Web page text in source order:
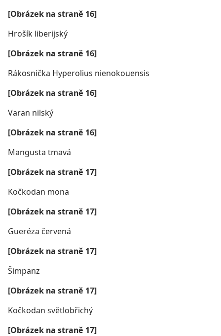
[Obrázek na straně 16]
Hrošík liberijský
[Obrázek na straně 16]
Rákosnička Hyperolius nienokouensis
[Obrázek na straně 16]
Varan nilský
[Obrázek na straně 16]
Mangusta tmavá
[Obrázek na straně 17]
Kočkodan mona
[Obrázek na straně 17]
Gueréza červená
[Obrázek na straně 17]
Šimpanz
[Obrázek na straně 17]
Kočkodan světlobřichý
[Obrázek na straně 17]